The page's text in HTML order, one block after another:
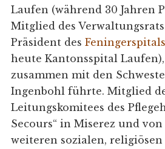
Laufen (während 30 Jahren
Mitglied des
Präsident des Feningerspitals
heute Kantonsspital
zusammen mit den
Ingenbohl führte. Mitglied
Leitungskomitees des
Secours“ in Miserez und
weiteren sozialen, religiösen